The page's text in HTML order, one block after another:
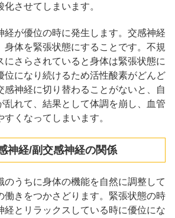
させてしまいます。
経が優位の時に発生します。交感神経
身体を緊張状態にすることです。不規
にさらされていると身体は緊張状態に
位になり続けるため活性酸素がどんど
感神経に切り替わることがないと、自
乱れて、結果として体調を崩し、血管
くなってしまいます。
神経/副交感神経の関係
のうちに身体の機能を自然に調整して
働きをつかさどります。緊張状態の時
経とリラックスしている時に優位にな